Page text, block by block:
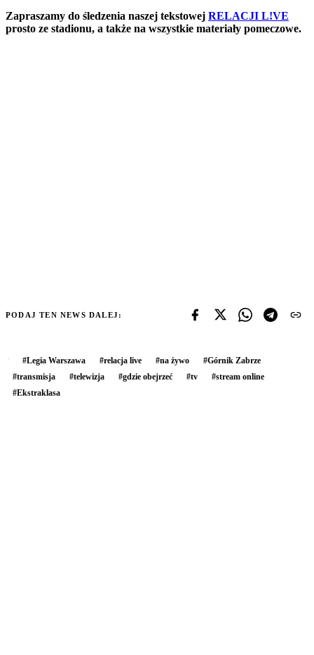
Zapraszamy do śledzenia naszej tekstowej RELACJI L!VE
prosto ze stadionu, a także na wszystkie materiały pomeczowe.
PODAJ TEN NEWS DALEJ:
#Legia Warszawa #relacja live #na żywo #Górnik Zabrze
#transmisja #telewizja #gdzie obejrzeć #tv #stream online
#Ekstraklasa